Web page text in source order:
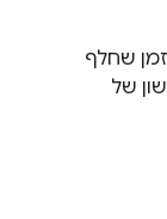
שחלף
של